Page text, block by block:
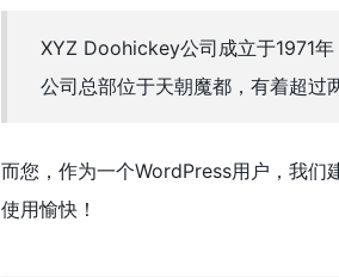
XYZ Doohickey公司成立于1971
公司总部位于天朝魔都，有着超过
而您，作为一个WordPress用户，我们
使用愉快！